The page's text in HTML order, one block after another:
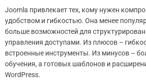
Joomla привлекает тех, кому нужен
удобством и гибкостью. Она менее
больше возможностей для
управления доступами. Из плюсов –
встроенные инструменты. Из минусов –
обучения, а готовых шаблонов и
WordPress.